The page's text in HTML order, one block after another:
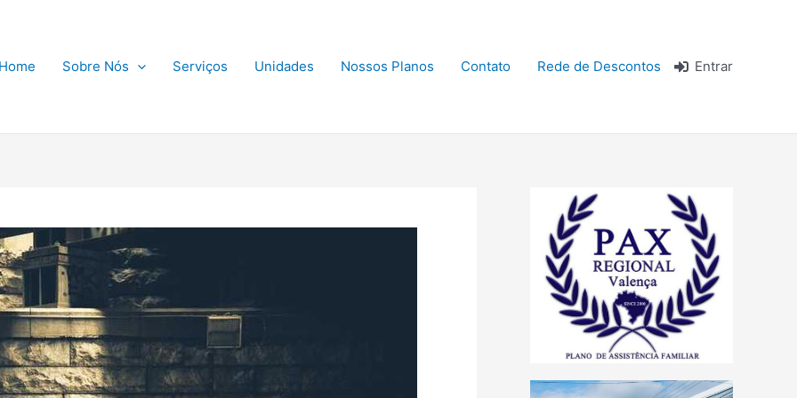
Home Sobre Nós Serviços Unidades Nossos Planos Contato Rede de Descontos Entrar